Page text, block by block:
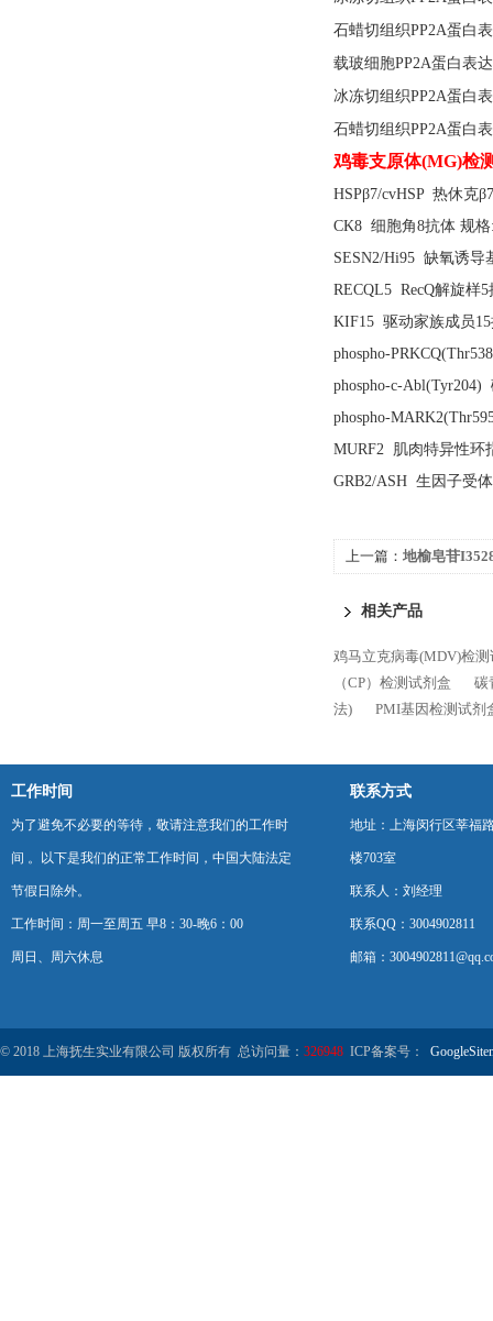
石蜡切组织PP2A蛋白
载玻细胞PP2A蛋白表
冰冻切组织PP2A蛋白
石蜡切组织PP2A蛋白
鸡毒支原体(MG)检
HSPβ7/cvHSP 热休克
CK8 细胞角8抗体 规
SESN2/Hi95 缺氧诱导
RECQL5 RecQ解旋样
KIF15 驱动家族成员
phospho-
phospho-c-
phospho-
MURF2 肌肉特异性环
GRB2/ASH 生因子受
上一篇： 地榆皂苷
相关产品
鸡马立克病毒(MDV)检测
（CP）检测试剂盒
碳
法)
PMI基因检测试剂
工作时间
为了避免不必要的等待，敬请注意我们的工作时
间 。以下是我们的正常工作时间，中国大陆法定
节假日除外。
工作时间：周一至周五 早8：30-晚6：00
周日、周六休息
联系方式
地址：上海闵行区莘福
楼703室
联系人：刘经理
联系QQ：3004902811
邮箱：
© 2018 上海抚生实业有限公司 版权所有 总访问量： 326948 ICP备案号：